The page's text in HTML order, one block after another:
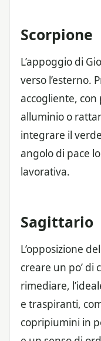
Scorpione
L’appoggio di
verso l’esterno.
accogliente,
alluminio o
integrare il
angolo di pace
lavorativa.
Sagittario
L’opposizione
creare un po’ di
rimediare,
e traspiranti,
copripiumini in